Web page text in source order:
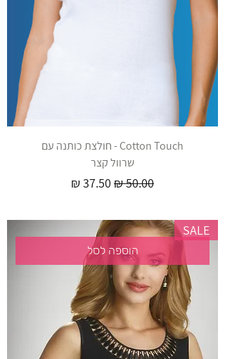
Cotton Touch - חולצת כותנה עם
שרוול קצר
מחיר רגילמחיר מבצע
הוספה לסל
SALE